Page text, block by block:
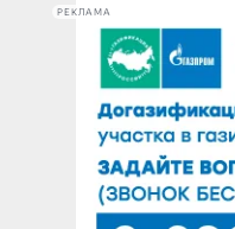
РЕКЛАМА